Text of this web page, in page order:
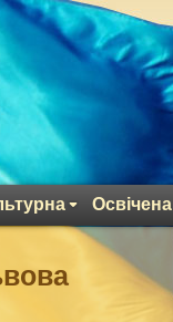
Освічена